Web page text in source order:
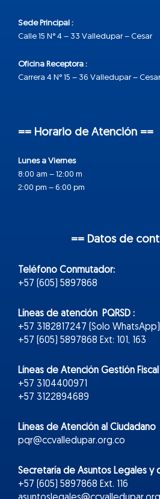
Sede Principal :
Calle 15 N° 4 – 33 Valledupar – Cesar
Oficina Receptora :
Carrera 4 N° 15 – 36 Valledupar – Cesar
== Horario de Atención ==
Lunes a Viernes
8:00 am – 12:00 m
2:00 pm – 6:00 pm
== Datos de
Teléfono Conmutador:
+57 (605) 5897868
Líneas de atención PQRSD :
+57 3182817247 (Solo WhatsApp)
+57 (605) 5897868 Ext: 101, 163
Líneas de Atención Gestión
+57 3104400971
+57 3122894689
Líneas de Atención al Ciudadano
pqr@ccvalledupar.org.co
Secretaría de Asuntos Legales y
+57 (605) 5897868 Ext. 116